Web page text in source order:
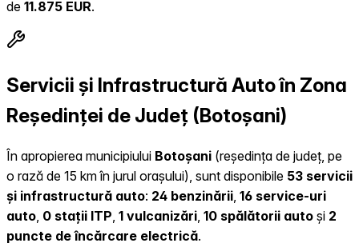
de 11.875 EUR.
Servicii și Infrastructură Auto în Zona
Reședinței de Județ (Botoșani)
În apropierea municipiului Botoșani (reședința de județ, pe
o rază de 15 km în jurul orașului), sunt disponibile 53 servicii
și infrastructură auto: 24 benzinării, 16 service-uri
auto, 0 stații ITP, 1 vulcanizări, 10 spălătorii auto și 2
puncte de încărcare electrică.